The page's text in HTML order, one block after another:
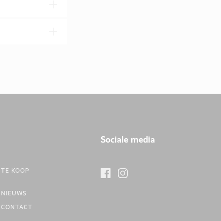
TE KOOP
NIEUWS
CONTACT
Sociale media